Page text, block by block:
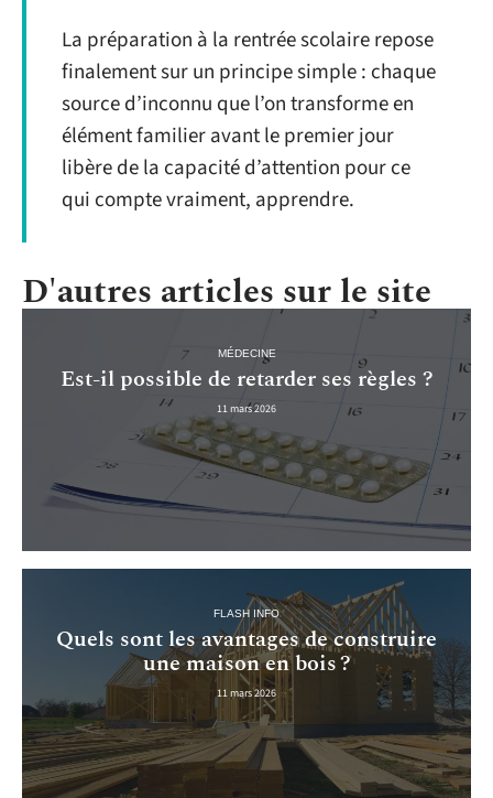
La préparation à la rentrée scolaire repose
finalement sur un principe simple : chaque
source d’inconnu que l’on transforme en
élément familier avant le premier jour
libère de la capacité d’attention pour ce
qui compte vraiment, apprendre.
D'autres articles sur le site
MÉDECINE
Est-il possible de retarder ses règles ?
11 mars 2026
FLASH INFO
Quels sont les avantages de construire
une maison en bois ?
11 mars 2026